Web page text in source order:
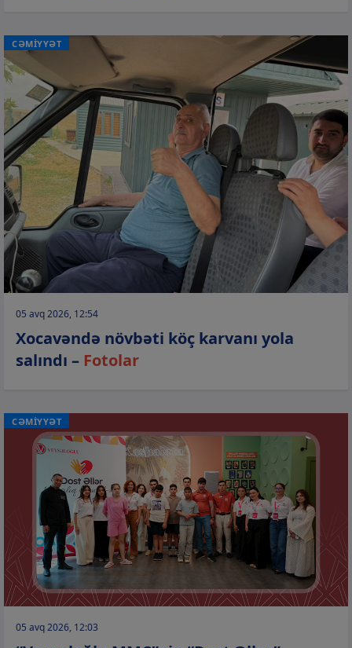
CƏMİYYƏT
05 avq 2026, 12:54
Xocavəndə növbəti köç karvanı yola
salındı – Fotolar
CƏMİYYƏT
05 avq 2026, 12:03